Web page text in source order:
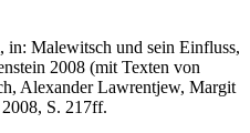
Malewitsch und sein Einfluss,
2008 (mit Texten von
Alexander Lawrentjew, Margit
S. 217ff.